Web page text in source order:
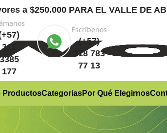
a $250.000 PARA EL VALLE DE
312
177
Escríbenos
(+57)
318 783
77 13
ProductosCategoriasPor Qué Elegirnos